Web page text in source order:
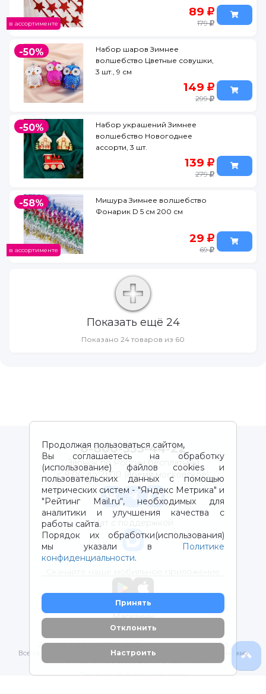
в ассортименте
89
179
-50%
Набор шаров Зимнее
волшебство Цветные совушки,
3 шт., 9 см
149
299
-50%
Набор украшений Зимнее
волшебство Новогоднее
ассорти, 3 шт.
139
279
-58%
в ассортименте
Мишура Зимнее волшебство
Фонарик D 5 см 200 см
29
69
Показать ещё 24
Показано 24 товаров из 60
Продолжая пользоваться сайтом,
Вы соглашаетесь на обработку
(использование) файлов cookies и
пользовательских данных с помощью
метрических систем - "Яндекс Метрика" и
"Рейтинг Mail.ru“, необходимых для
аналитики и улучшения качества с
работы сайта.
Порядок их обработки(использования)
мы указали в
Политике
конфиденциальности.
Принять
Отклонить
Настроить
8-800-333-44-22
Звонок по России бесплатный
с 9:00 до 21:00 (время московское)
Чат с поддержкой
Магазины
2012-2026 © ООО "ВОТОНЯ". Детские товары с доставкой
Все права защищены. Любое использование материалов возможно
только с письменного разрешения владельцев сайта.
Политика конфиденциальности